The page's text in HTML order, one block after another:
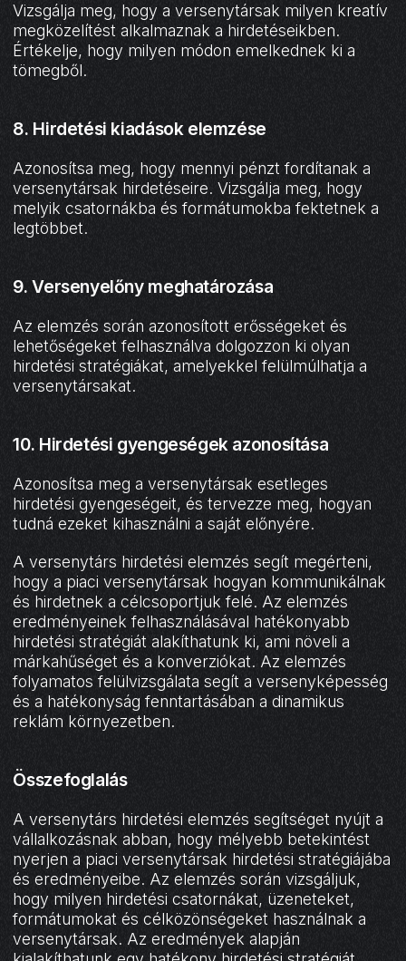
Vizsgálja meg, hogy a versenytársak milyen kreatív
megközelítést alkalmaznak a hirdetéseikben.
Értékelje, hogy milyen módon emelkednek ki a
tömegből.
8. Hirdetési kiadások elemzése
Azonosítsa meg, hogy mennyi pénzt fordítanak a
versenytársak hirdetéseire. Vizsgálja meg, hogy
melyik csatornákba és formátumokba fektetnek a
legtöbbet.
9. Versenyelőny meghatározása
Az elemzés során azonosított erősségeket és
lehetőségeket felhasználva dolgozzon ki olyan
hirdetési stratégiákat, amelyekkel felülmúlhatja a
versenytársakat.
10. Hirdetési gyengeségek azonosítása
Azonosítsa meg a versenytársak esetleges
hirdetési gyengeségeit, és tervezze meg, hogyan
tudná ezeket kihasználni a saját előnyére.
A versenytárs hirdetési elemzés segít megérteni,
hogy a piaci versenytársak hogyan kommunikálnak
és hirdetnek a célcsoportjuk felé. Az elemzés
eredményeinek felhasználásával hatékonyabb
hirdetési stratégiát alakíthatunk ki, ami növeli a
márkahűséget és a konverziókat. Az elemzés
folyamatos felülvizsgálata segít a versenyképesség
és a hatékonyság fenntartásában a dinamikus
reklám környezetben.
Összefoglalás
A versenytárs hirdetési elemzés segítséget nyújt a
vállalkozásnak abban, hogy mélyebb betekintést
nyerjen a piaci versenytársak hirdetési stratégiájába
és eredményeibe. Az elemzés során vizsgáljuk,
hogy milyen hirdetési csatornákat, üzeneteket,
formátumokat és célközönségeket használnak a
versenytársak. Az eredmények alapján